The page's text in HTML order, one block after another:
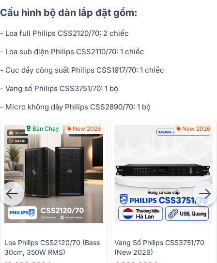
Cấu hình bộ dàn lắp đặt gồm:
- Loa full Philips CSS2120/70: 2 chiếc
- Loa sub điện Philips CSS2110/70: 1 chiếc
- Cục đẩy công suất Philips CSS1917/70: 1 chiếc
- Vang số Philips CSS3751/70: 1 bộ
- Micro không dây Philips CSS2890/70: 1 bộ
Bán Chạy New 2026
Loa Philips CSS2120/70 (Bass
30cm, 350W RMS)
New 2026
Vang Số Philips CSS3751/70
(New 2026)